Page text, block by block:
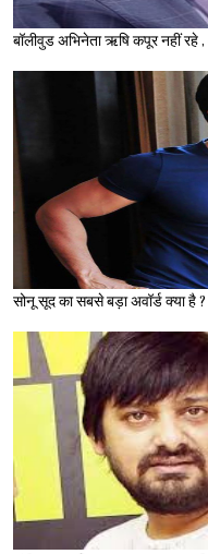
बॉलीवुड अभिनेता ऋषि कपूर नहीं
सोनू सूद का